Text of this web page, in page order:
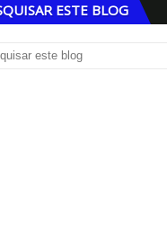
ESTE BLOG